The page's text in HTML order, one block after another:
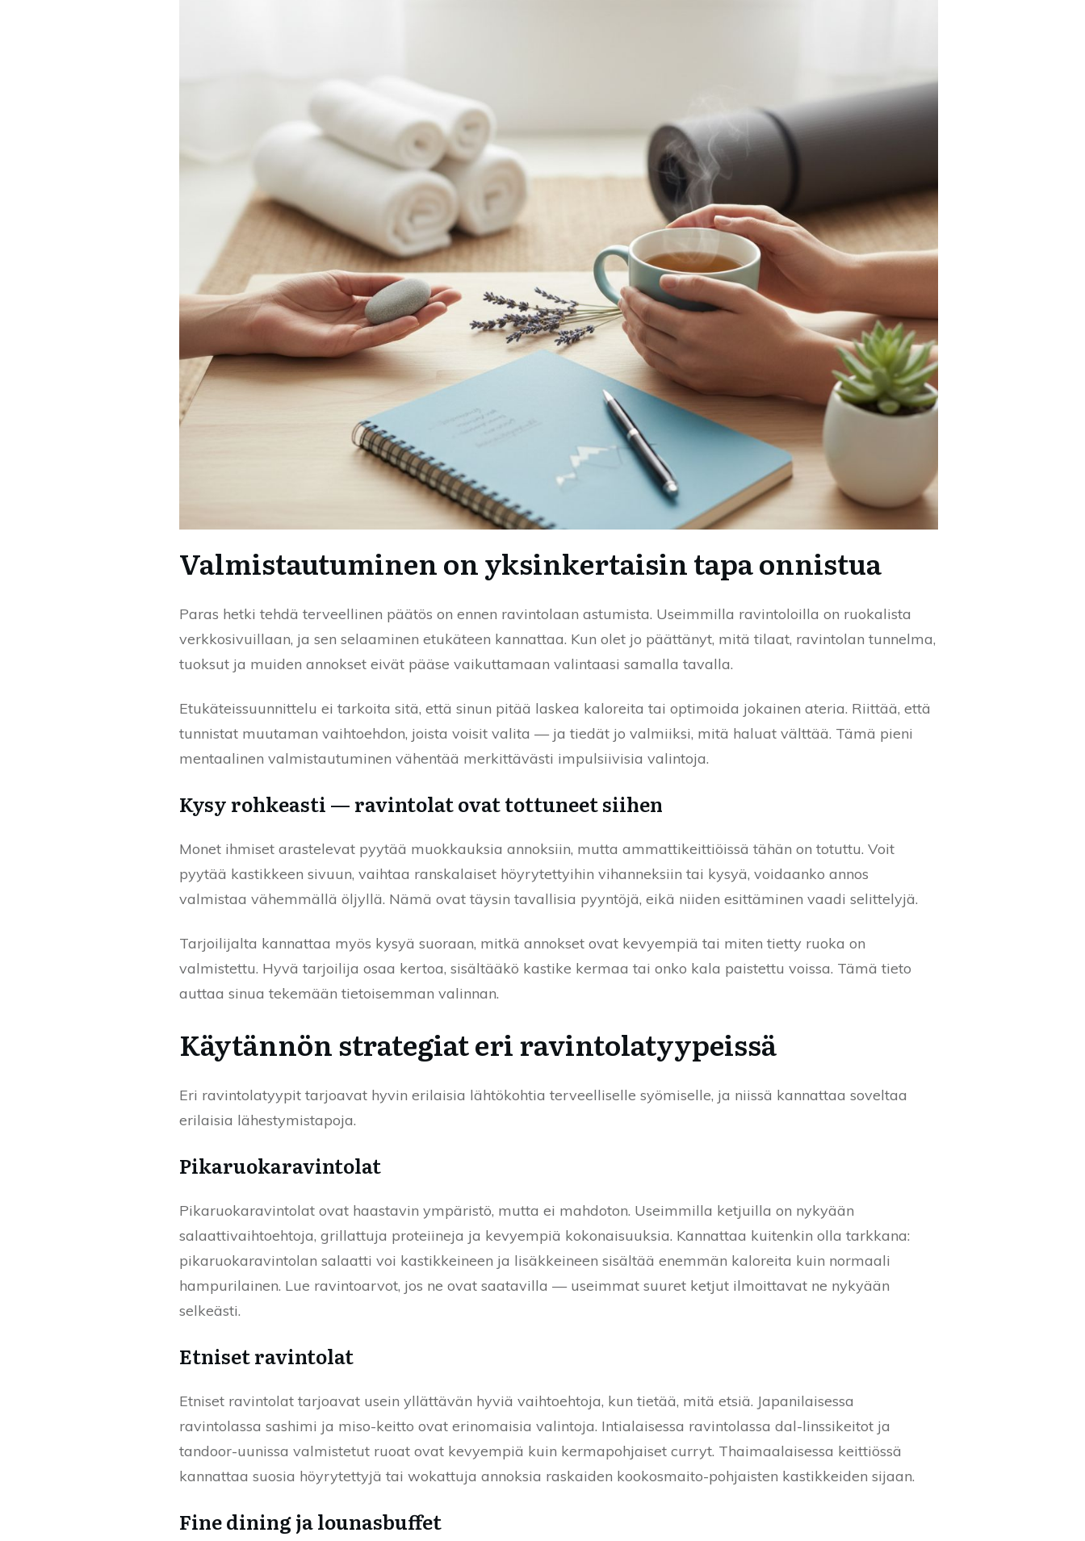
Valmistautuminen on yksinkertaisin tapa onnistua
Paras hetki tehdä terveellinen päätös on ennen ravintolaan astumista. Useimmilla ravintoloilla on ruokalista
verkkosivuillaan, ja sen selaaminen etukäteen kannattaa. Kun olet jo päättänyt, mitä tilaat, ravintolan tunnelma,
tuoksut ja muiden annokset eivät pääse vaikuttamaan valintaasi samalla tavalla.
Etukäteissuunnittelu ei tarkoita sitä, että sinun pitää laskea kaloreita tai optimoida jokainen ateria. Riittää, että
tunnistat muutaman vaihtoehdon, joista voisit valita — ja tiedät jo valmiiksi, mitä haluat välttää. Tämä pieni
mentaalinen valmistautuminen vähentää merkittävästi impulsiivisia valintoja.
Kysy rohkeasti — ravintolat ovat tottuneet siihen
Monet ihmiset arastelevat pyytää muokkauksia annoksiin, mutta ammattikeittiöissä tähän on totuttu. Voit
pyytää kastikkeen sivuun, vaihtaa ranskalaiset höyrytettyihin vihanneksiin tai kysyä, voidaanko annos
valmistaa vähemmällä öljyllä. Nämä ovat täysin tavallisia pyyntöjä, eikä niiden esittäminen vaadi selittelyjä.
Tarjoilijalta kannattaa myös kysyä suoraan, mitkä annokset ovat kevyempiä tai miten tietty ruoka on
valmistettu. Hyvä tarjoilija osaa kertoa, sisältääkö kastike kermaa tai onko kala paistettu voissa. Tämä tieto
auttaa sinua tekemään tietoisemman valinnan.
Käytännön strategiat eri ravintolatyypeissä
Eri ravintolatyypit tarjoavat hyvin erilaisia lähtökohtia terveelliselle syömiselle, ja niissä kannattaa soveltaa
erilaisia lähestymistapoja.
Pikaruokaravintolat
Pikaruokaravintolat ovat haastavin ympäristö, mutta ei mahdoton. Useimmilla ketjuilla on nykyään
salaattivaihtoehtoja, grillattuja proteiineja ja kevyempiä kokonaisuuksia. Kannattaa kuitenkin olla tarkkana:
pikaruokaravintolan salaatti voi kastikkeineen ja lisäkkeineen sisältää enemmän kaloreita kuin normaali
hampurilainen. Lue ravintoarvot, jos ne ovat saatavilla — useimmat suuret ketjut ilmoittavat ne nykyään
selkeästi.
Etniset ravintolat
Etniset ravintolat tarjoavat usein yllättävän hyviä vaihtoehtoja, kun tietää, mitä etsiä. Japanilaisessa
ravintolassa sashimi ja miso-keitto ovat erinomaisia valintoja. Intialaisessa ravintolassa dal-linssikeitot ja
tandoor-uunissa valmistetut ruoat ovat kevyempiä kuin kermapohjaiset curryt. Thaimaalaisessa keittiössä
kannattaa suosia höyrytettyjä tai wokattuja annoksia raskaiden kookosmaito-pohjaisten kastikkeiden sijaan.
Fine dining ja lounasbuffet